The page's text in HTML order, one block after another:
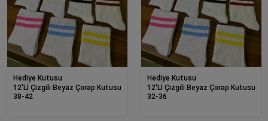
Hediye Kutusu
12'Lİ Çizgili Beyaz Çorap Kutusu
38-42
Hediye Kutusu
12'Lİ Çizgili Beyaz Çorap Kutusu
32-36